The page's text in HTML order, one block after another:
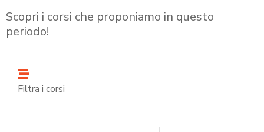
Scopri i corsi che proponiamo in questo
periodo!
Filtra i corsi